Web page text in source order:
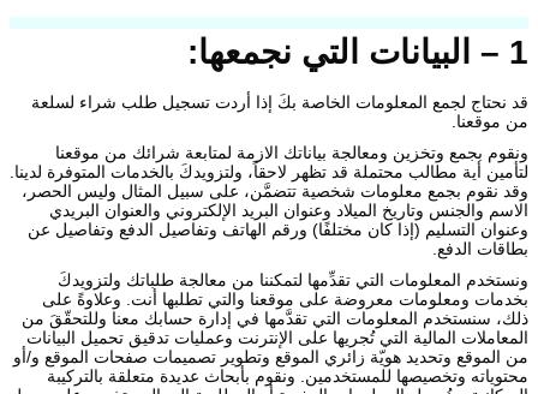
1 – البيانات التي نجمعها:
قد نحتاج لجمع المعلومات الخاصة بكَ إذا أردت تسجيل طلب شراء لسلعة
من موقعنا.
ونقوم بجمع وتخزين ومعالجة بياناتك الازمة لمتابعة شرائك من موقعنا
لتأمين أية مطالب محتملة قد تظهر لاحقاً، ولتزويدكَ بالخدمات المتوفرة لدينا.
وقد نقوم بجمع معلومات شخصية تتضمَّن، على سبيل المثال وليس الحصر،
الاسم والجنس وتاريخ الميلاد وعنوان البريد الإلكتروني والعنوان البريدي
وعنوان التسليم (إذا كان مختلفًا) ورقم الهاتف وتفاصيل الدفع وتفاصيل عن
بطاقات الدفع.
ونستخدم المعلومات التي تقدِّمها لتمكننا من معالجة طلباتك ولتزويدكَ
بخدمات ومعلومات معروضة على موقعنا والتي تطلبها أنت. وعلاوةً على
ذلك، سنستخدم المعلومات التي تقدَّمها في إدارة حسابك معنا وللتحقّقَ من
المعاملات المالية التي تُجريها على الإنترنت وعمليات تدقيق تحميل البيانات
من الموقع وتحديد هويّة زائري الموقع وتطوير تصميمات صفحات الموقع و/أو
محتوياته وتخصيصها للمستخدمين. ونقوم بأبحاث عديدة متعلقة بالتركيبة